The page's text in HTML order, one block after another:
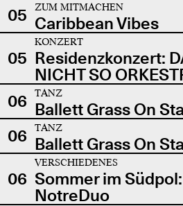
05
ZUM MITMACHEN
Caribbean Vibes
05
KONZERT
Residenzkonzert:
NICHT SO
06
TANZ
Ballett Grass On
06
TANZ
Ballett Grass On
06
VERSCHIEDENES
Sommer im
NotreDuo